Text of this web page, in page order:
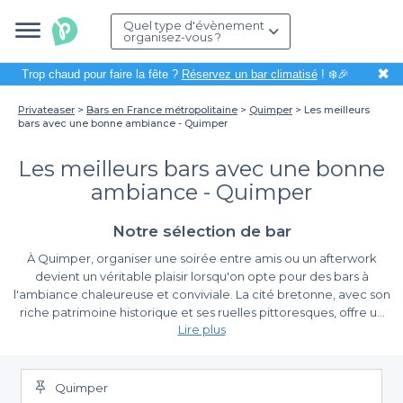
Quel type d'évènement
organisez-vous ?
Trop chaud pour faire la fête ? Réservez un bar climatisé! ❄️🎉 ✖
Privateaser Bars en France métropolitaine Quimper
Les meilleurs
bars avec une bonne ambiance - Quimper
Les meilleurs bars avec une bonne
ambiance - Quimper
Notre sélection de bar
À Quimper, organiser une soirée entre amis ou un afterwork
devient un véritable plaisir lorsqu'on opte pour des bars à
l'ambiance chaleureuse et conviviale. La cité bretonne, avec son
riche patrimoine historique et ses ruelles pittoresques, offre un
cadre idéal pour se détendre autour d'un verre. Que vous soyez
simplement d'un cadre sympathique, vous trouverez facilement
votre bonheur dans l'un des nombreux établissements que nous
Pourquoi choisir Privateaser pour vos réservations
Utiliser Privateaser
Lire plus
Quimper